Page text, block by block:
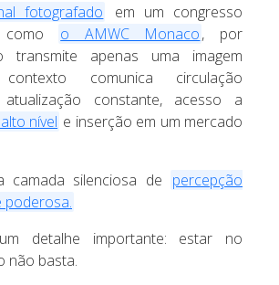
fotografado
em um congresso
como
o AMWC Monaco, por
transmite apenas uma imagem
comunica circulação
atualização constante, acesso a
nível e inserção em um mercado
camada silenciosa de percepção
poderosa.
detalhe importante: estar no
não basta.